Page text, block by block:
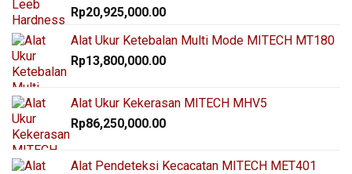
Rp20,925,000.00
Alat Ukur Ketebalan Multi Mode MITECH MT180
Rp13,800,000.00
Alat Ukur Kekerasan MITECH MHV5
Rp86,250,000.00
Alat Pendeteksi Kecacatan MITECH MET401